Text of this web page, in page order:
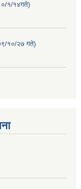
१/१४गते)
१०/२७ गते)